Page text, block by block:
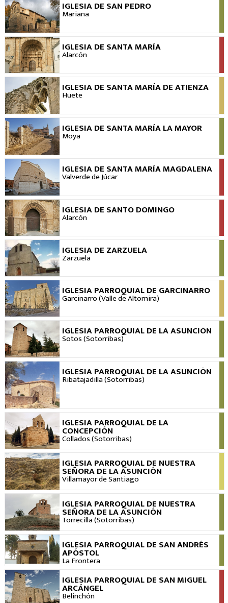
IGLESIA DE SAN PEDRO
Mariana VER
IGLESIA DE SANTA MARÍA
Alarcón VER
IGLESIA DE SANTA MARÍA DE ATIENZA
Huete VER
IGLESIA DE SANTA MARÍA LA MAYOR
Moya VER
IGLESIA DE SANTA MARÍA MAGDALENA
Valverde de Júcar
VER
IGLESIA DE SANTO DOMINGO
Alarcón VER
IGLESIA DE ZARZUELA
Zarzuela VER
IGLESIA PARROQUIAL DE GARCINARRO
Garcinarro (Valle de Altomira)
VER
IGLESIA PARROQUIAL DE LA ASUNCIÓN
Sotos (Sotorribas)
VER
IGLESIA PARROQUIAL DE LA ASUNCIÓN
Ribatajadilla (Sotorribas)
VER
IGLESIA PARROQUIAL DE LA
CONCEPCIÓN
Collados (Sotorribas)
VER
IGLESIA PARROQUIAL DE NUESTRA
SEÑORA DE LA ASUNCIÓN
Villamayor de Santiago
VER
IGLESIA PARROQUIAL DE NUESTRA
SEÑORA DE LA ASUNCIÓN
Torrecilla (Sotorribas)
VER
IGLESIA PARROQUIAL DE SAN ANDRÉS
APÓSTOL
La Frontera
VER
IGLESIA PARROQUIAL DE SAN MIGUEL
ARCÁNGEL
Belinchón
VER